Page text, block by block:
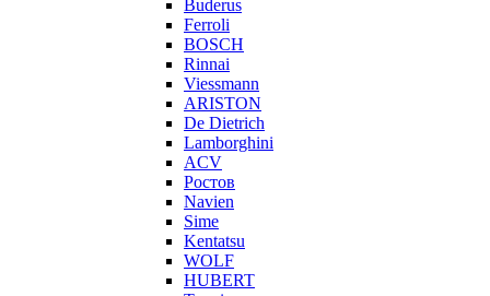
Buderus
Ferroli
BOSCH
Rinnai
Viessmann
ARISTON
De Dietrich
Lamborghini
ACV
Ростов
Navien
Sime
Kentatsu
WOLF
HUBERT